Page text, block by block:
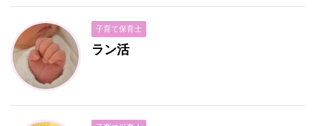
子育て保育士
ラン活